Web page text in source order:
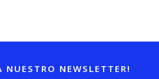
NUESTRO NEWSLETTER!